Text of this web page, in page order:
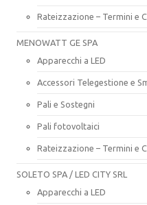
Rateizzazione – Termini e
MENOWATT GE SPA
Apparecchi a LED
Accessori Telegestione e
Pali e Sostegni
Pali fotovoltaici
Rateizzazione – Termini e
SOLETO SPA / LED CITY SRL
Apparecchi a LED